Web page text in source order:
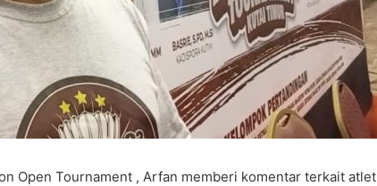
Open Tournament , Arfan memberi komentar terkait atlet